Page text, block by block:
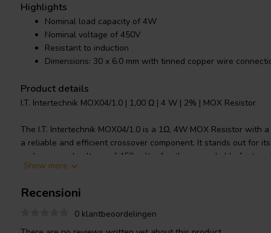
Highlights
Nominal load capacity of 4W
Nominal voltage of 450V
Resistant to induction
Dimensions: 30 x 6.0 mm with tinned copper wire
Product details
I.T. Intertechnik MOX04/1.0 | 1,00 Ω | 4 W | 2% | MOX Resistor
The I.T. Intertechnik MOX04/1.0 is a 1Ω, 4W MOX Resistor with
a reliable and efficient crossover component. It stands out for
and a nominal voltage of 450 volts. Another remarkable feature
making it a great choice for circuits where this is a concern. The
of tinned copper wire, ensuring good conductivity and durability.
various electronic devices, offering consistency and stability in
Show more
Recensioni
0 klantbeoordelingen